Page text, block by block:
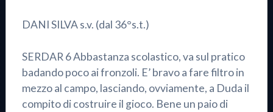
DANI SILVA s.v. (dal 36°s.t.)
SERDAR 6 Abbastanza scolastico, va sul pratico
badando poco ai fronzoli. E’ bravo a fare filtro in
mezzo al campo, lasciando, ovviamente, a Duda il
compito di costruire il gioco. Bene un paio di